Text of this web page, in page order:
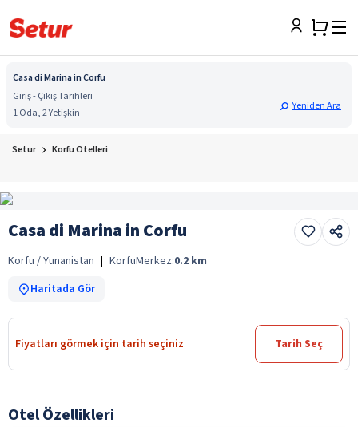
Casa di Marina in Corfu
Giriş - Çıkış Tarihleri
1 Oda, 2 Yetişkin
Yeniden Ara
Setur Korfu Otelleri
Casa di Marina in Corfu
Korfu / Yunanistan | KorfuMerkez:0.2 km
Haritada Gör
Fiyatları görmek için tarih seçiniz Tarih Seç
Otel Özellikleri